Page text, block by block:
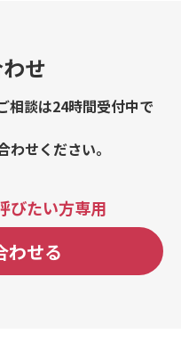
せ
相談は24時間受付中で
わせください。
びたい方専用
わせる